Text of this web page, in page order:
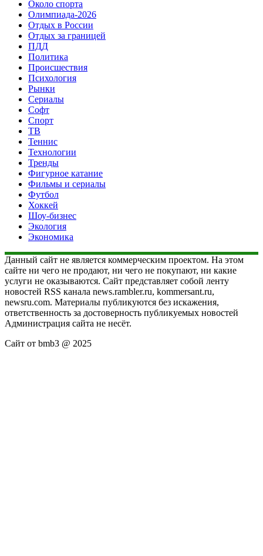
Около спорта
Олимпиада-2026
Отдых в России
Отдых за границей
ПДД
Политика
Происшествия
Психология
Рынки
Сериалы
Софт
Спорт
ТВ
Теннис
Технологии
Тренды
Фигурное катание
Фильмы и сериалы
Футбол
Хоккей
Шоу-бизнес
Экология
Экономика
Данный сайт не является коммерческим проектом. На этом
сайте ни чего не продают, ни чего не покупают, ни какие
услуги не оказываются. Сайт представляет собой ленту
новостей RSS канала news.rambler.ru, kommersant.ru,
newsru.com. Материалы публикуются без искажения,
ответственность за достоверность публикуемых новостей
Администрация сайта не несёт.
Сайт от bmb3 @ 2025